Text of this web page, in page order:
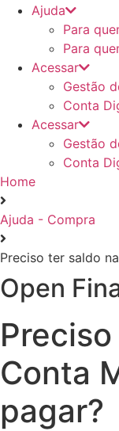
Ajuda
Para
Para
Acessar
Gestão
Conta
Acessar
Gestão
Conta
Home
Ajuda - Compra
Preciso ter saldo
Open
Conta
pagar?